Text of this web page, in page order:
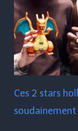
Ces 2 stars
soudainement